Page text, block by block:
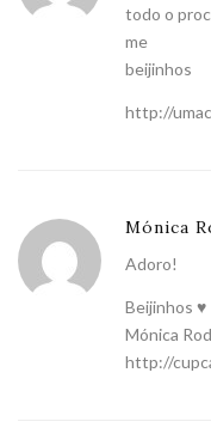
todo o
me
beijinhos
http://
Mónica
Adoro!
Beijinhos ♥
Mónica
http://